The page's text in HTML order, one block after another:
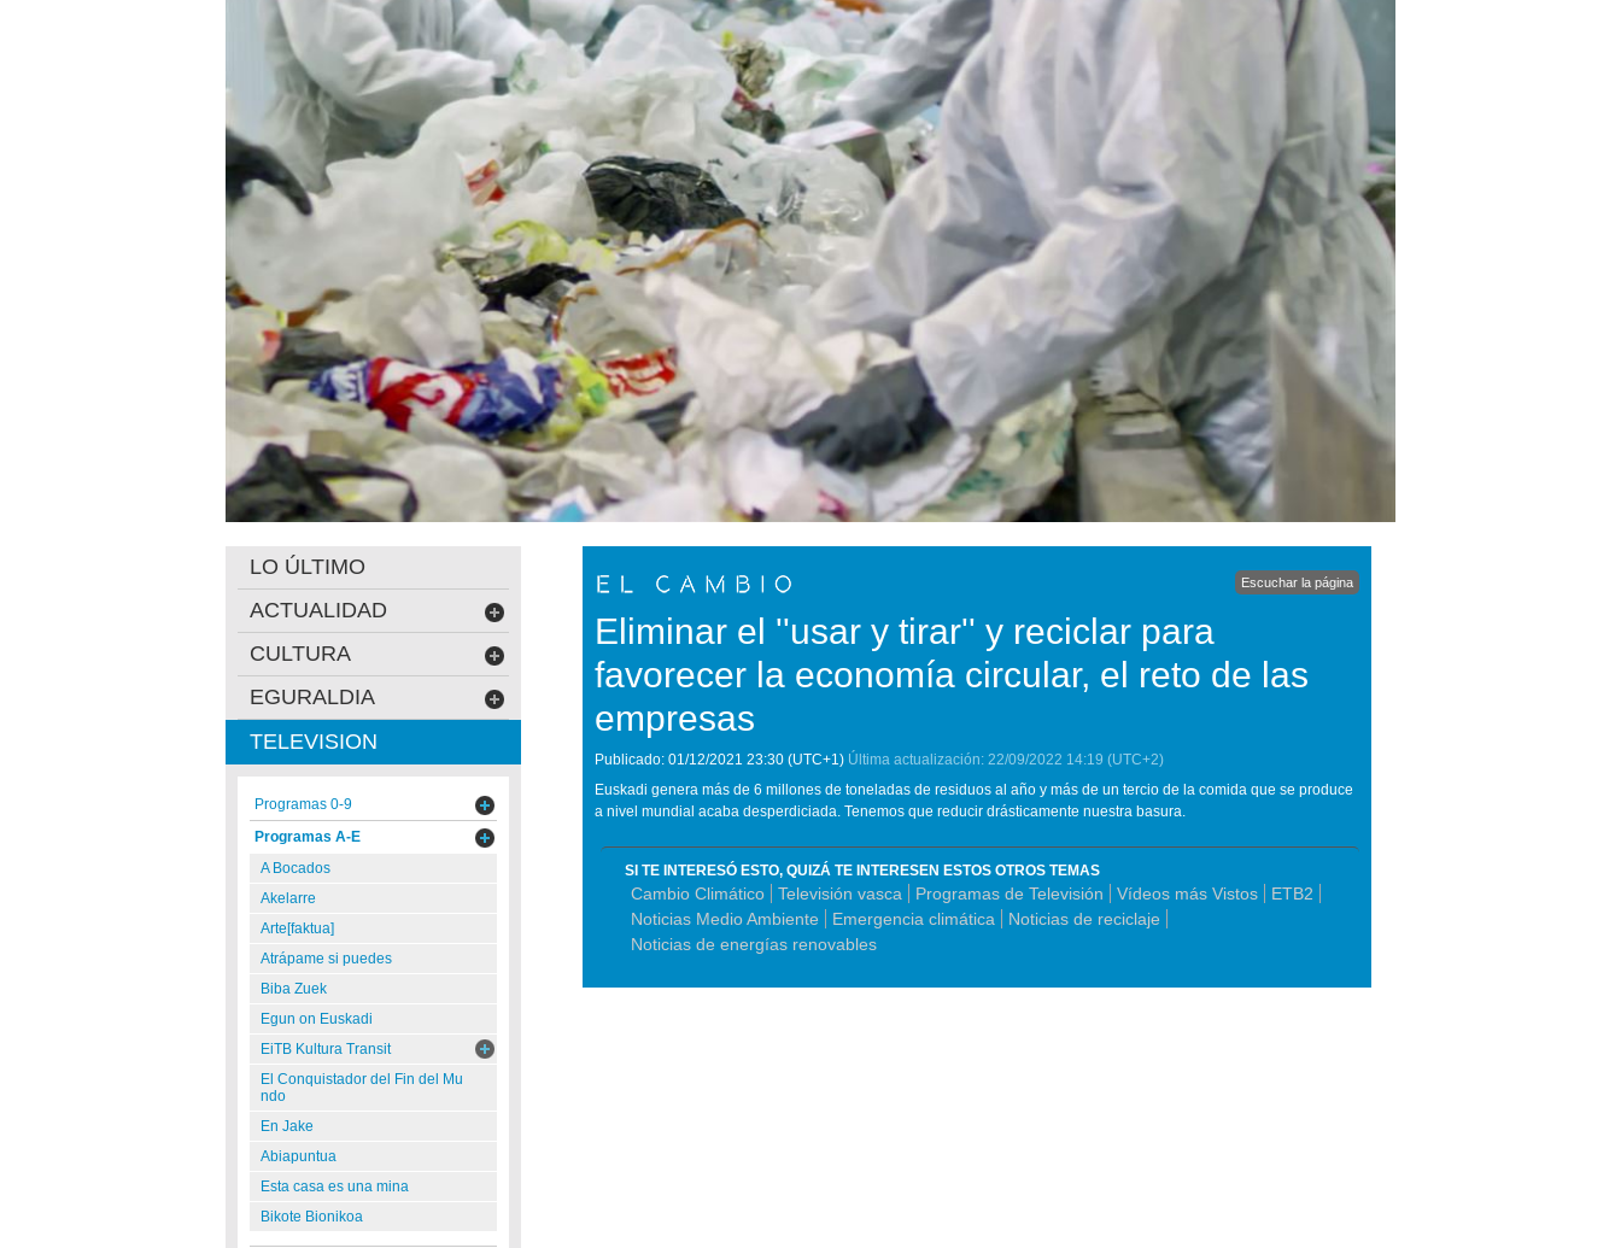
Escuchar la página
Eliminar el ''usar y tirar'' y reciclar para
favorecer la economía circular, el reto de las
empresas
Publicado: 01/12/2021 23:30 (UTC+1) Última actualización: 22/09/2022 14:19 (UTC+2)
Euskadi genera más de 6 millones de toneladas de residuos al año y más de un tercio de la comida que se produce
a nivel mundial acaba desperdiciada. Tenemos que reducir drásticamente nuestra basura.
SI TE INTERESÓ ESTO, QUIZÁ TE INTERESEN ESTOS OTROS TEMAS
Cambio Climático Televisión vasca Programas de Televisión Vídeos más Vistos
ETB2
Noticias Medio Ambiente
Emergencia climática
Noticias de reciclaje
Noticias de energías renovables
LO ÚLTIMO
ACTUALIDAD
CULTURA
EGURALDIA
TELEVISION
Programas 0-9
Programas A-E
A Bocados
Akelarre
Arte[faktua]
Atrápame si puedes
Biba Zuek
Egun on Euskadi
EiTB Kultura Transit
El Conquistador del Fin del Mu
ndo
En Jake
Abiapuntua
Esta casa es una mina
Bikote Bionikoa